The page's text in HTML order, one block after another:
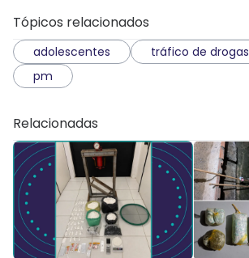
Tópicos relacionados
adolescentes tráfico de drogas
pm
Relacionadas